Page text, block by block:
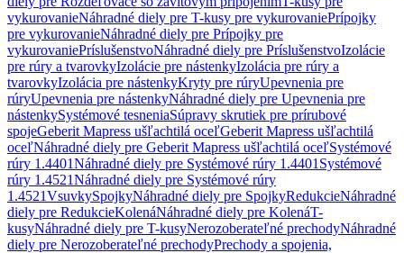
vykurovanieNáhradné diely pre T-kusy pre vykurovaniePrípojky
pre vykurovanieNáhradné diely pre Prípojky pre
vykurovaniePríslušenstvoNáhradné diely pre PríslušenstvoIzolácie
pre rúry a tvarovkyIzolácie pre nástenkyIzolácia pre rúry a
tvarovkyIzolácia pre nástenkyKryty pre rúryUpevnenia pre
rúryUpevnenia pre nástenkyNáhradné diely pre Upevnenia pre
nástenkySystémové tesneniaSúpravy skrutiek pre prírubové
spojeGeberit Mapress ušľachtilá oceľGeberit Mapress ušľachtilá
oceľNáhradné diely pre Geberit Mapress ušľachtilá oceľSystémové
rúry 1.4401Náhradné diely pre Systémové rúry 1.4401 Systémové
rúry 1.4521Náhradné diely pre Systémové rúry
1.4521VsuvkySpojkyNáhradné diely pre SpojkyRedukcieNáhradné
diely pre RedukcieKolenáNáhradné diely pre KolenáT-
kusyNáhradné diely pre T-kusyNerozoberateľné prechodyNáhradné
diely pre Nerozoberateľné prechodyPrechody a spojenia,